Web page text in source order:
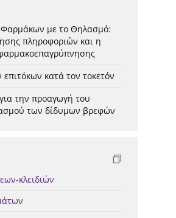
με το Θηλασμό:
πληροφοριών και η
κατά τον τοκετόν
την προαγωγή του
των δίδυμων βρεφών
κλειδιών